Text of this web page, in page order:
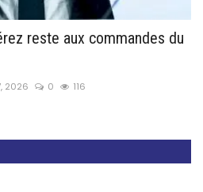
reste aux commandes du
2026 0 116